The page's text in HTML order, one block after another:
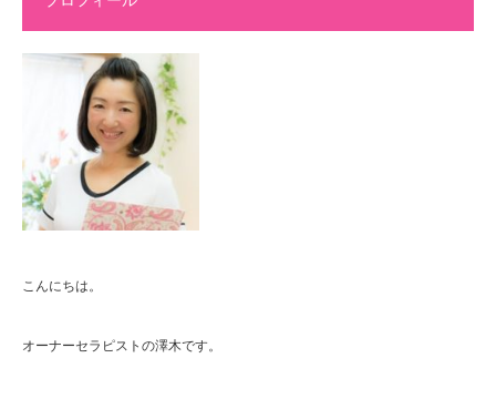
こんにちは。
オーナーセラピストの澤木です。